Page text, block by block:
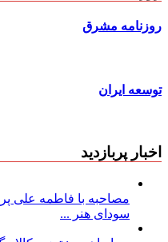
روزنامه مشرق
توسعه ایران
اخبار پربازدید
مصاحبه با فاطمه علی
سودای هنر ...